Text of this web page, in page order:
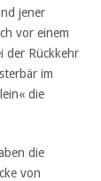
jener
vor einem
der Rückkehr
im
die
die
von